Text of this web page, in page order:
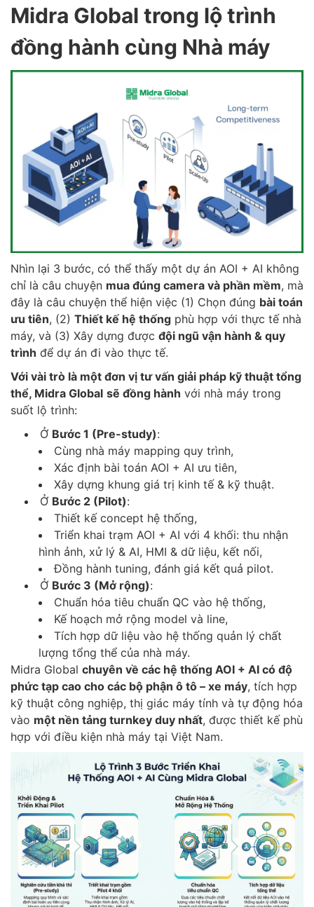
Midra Global trong lộ trình
đồng hành cùng Nhà máy
Nhìn lại 3 bước, có thể thấy một dự án AOI + AI không
chỉ là câu chuyện mua đúng camera và phần mềm, mà
đây là câu chuyện thể hiện việc (1) Chọn đúng bài toán
ưu tiên, (2) Thiết kế hệ thống phù hợp với thực tế nhà
máy, và (3) Xây dựng được đội ngũ vận hành & quy
trình để dự án đi vào thực tế.
Với vài trò là một đơn vị tư vấn giải pháp kỹ thuật tổng
thể, Midra Global sẽ đồng hành với nhà máy trong
suốt lộ trình:
Ở Bước 1 (Pre-study):
Cùng nhà máy mapping quy trình,
Xác định bài toán AOI + AI ưu tiên,
Xây dựng khung giá trị kinh tế & kỹ thuật.
Ở Bước 2 (Pilot):
Thiết kế concept hệ thống,
Triển khai trạm AOI + AI với 4 khối: thu nhận
hình ảnh, xử lý & AI, HMI & dữ liệu, kết nối,
Đồng hành tuning, đánh giá kết quả pilot.
Ở Bước 3 (Mở rộng):
Chuẩn hóa tiêu chuẩn QC vào hệ thống,
Kế hoạch mở rộng model và line,
Tích hợp dữ liệu vào hệ thống quản lý chất
lượng tổng thể của nhà máy.
Midra Global chuyên về các hệ thống AOI + AI có độ
phức tạp cao cho các bộ phận ô tô – xe máy, tích hợp
kỹ thuật công nghiệp, thị giác máy tính và tự động hóa
vào một nền tảng turnkey duy nhất, được thiết kế phù
hợp với điều kiện nhà máy tại Việt Nam.